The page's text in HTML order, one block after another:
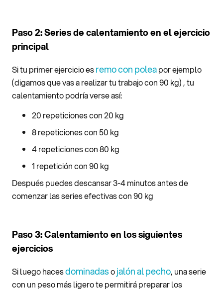
Paso 2: Series de calentamiento en el ejercicio
principal
Si tu primer ejercicio esremo con poleapor ejemplo
(digamos que vas a realizar tu trabajo con 90 kg) , tu
calentamiento podría verse así:
20 repeticiones con 20 kg
8 repeticiones con 50 kg
4 repeticiones con 80 kg
1 repetición con 90 kg
Después puedes descansar 3-4 minutos antes de
comenzar las series efectivas con 90 kg
Paso 3: Calentamiento en los siguientes
ejercicios
Si luego hacesdominadasojalón al pecho, una serie
con un peso más ligero te permitirá preparar los